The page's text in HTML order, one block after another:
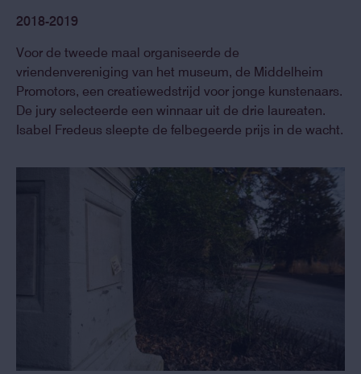
2018-2019
Voor de tweede maal organiseerde de
vriendenvereniging van het museum, de Middelheim
Promotors, een creatiewedstrijd voor jonge kunstenaars.
De jury selecteerde een winnaar uit de drie laureaten.
Isabel Fredeus sleepte de felbegeerde prijs in de wacht.